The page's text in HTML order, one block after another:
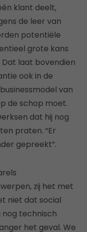
klant deelt,
de leer van
potentiële
grote kans
laat bovendien
ook in de
van
de schop moet.
dat hij nog
praten. “Er
gepreekt”.
zij het met
niet dat social
nog technisch
het geval. We